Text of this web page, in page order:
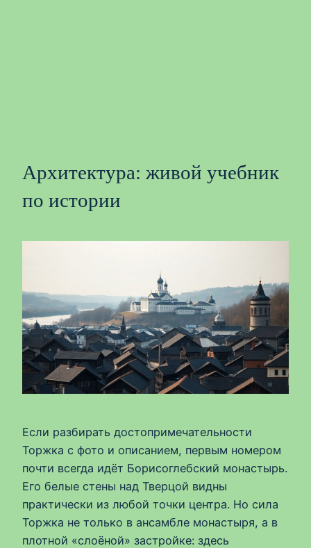
Архитектура: живой учебник
по истории
Если разбирать достопримечательности
Торжка с фото и описанием, первым номером
почти всегда идёт Борисоглебский монастырь.
Его белые стены над Тверцой видны
практически из любой точки центра. Но сила
Торжка не только в ансамбле монастыря, а в
плотной «слоёной» застройке: здесь